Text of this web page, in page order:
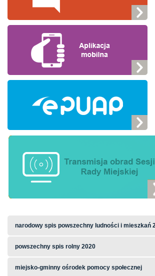
narodowy spis powszechny ludności i mieszkań
powszechny spis rolny 2020
miejsko-gminny ośrodek pomocy społecznej